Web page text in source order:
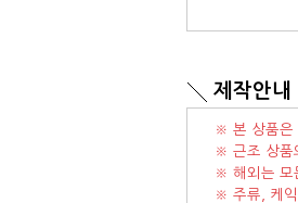
제작안내
※ 본 상품은
※ 근조 상품
※ 해외는 모
※ 주류, 케익